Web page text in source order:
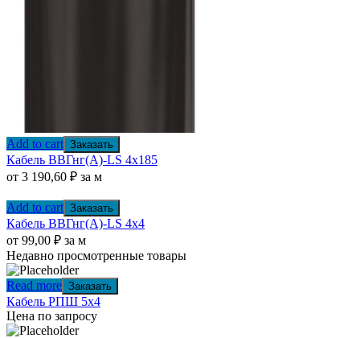
Add to cart Заказать
Кабель ВВГнг(А)-LS 4х185
от 3 190,60 ₽ за м
Add to cart Заказать
Кабель ВВГнг(А)-LS 4х4
от 99,00 ₽ за м
Недавно просмотренные товары
Read more Заказать
Кабель РПШ 5х4
Цена по запросу